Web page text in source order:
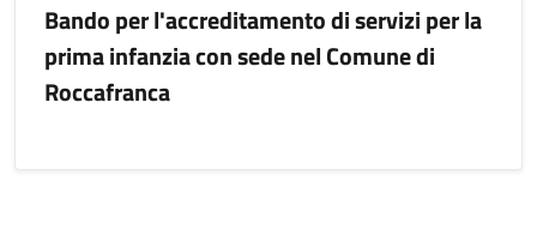
Bando per l'accreditamento di servizi per la
prima infanzia con sede nel Comune di
Roccafranca